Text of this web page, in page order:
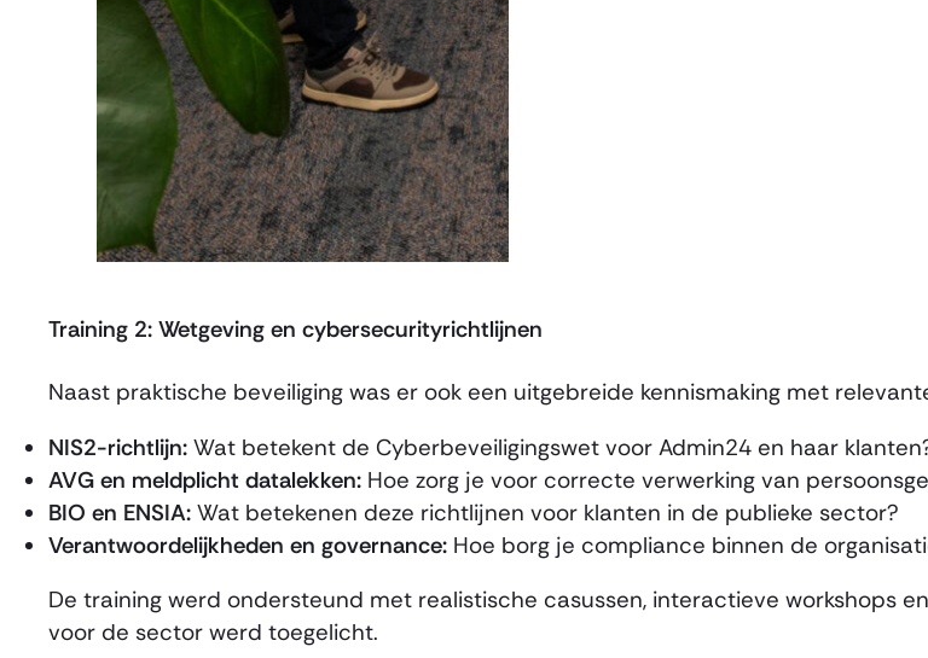
Training 2: Wetgeving en cybersecurityrichtlijnen
Naast praktische beveiliging was er ook een uitgebreide kennismaking met
NIS2-richtlijn: Wat betekent de Cyberbeveiligingswet voor Admin24 en haar
AVG en meldplicht datalekken: Hoe zorg je voor correcte verwerking van
BIO en ENSIA: Wat betekenen deze richtlijnen voor klanten in de publieke sector?
Verantwoordelijkheden en governance: Hoe borg je compliance binnen de
De training werd ondersteund met realistische casussen, interactieve workshops
voor de sector werd toegelicht.